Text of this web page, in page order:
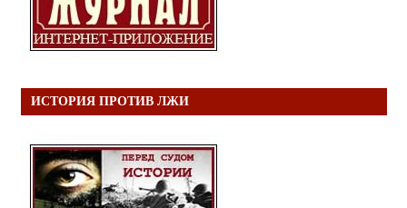
ИСТОРИЯ ПРОТИВ ЛЖИ